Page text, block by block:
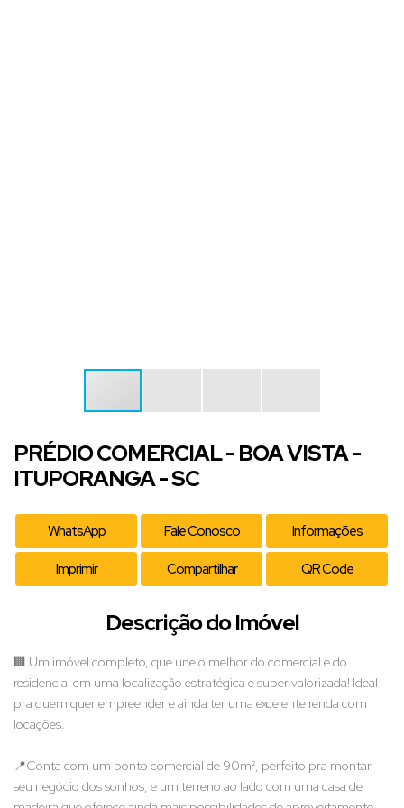
PRÉDIO COMERCIAL - BOA VISTA -
ITUPORANGA - SC
WhatsApp Fale Conosco Informações
Imprimir Compartilhar QR Code
Descrição do Imóvel
🏢 Um imóvel completo, que une o melhor do comercial e do
residencial em uma localização estratégica e super valorizada! Ideal
pra quem quer empreender e ainda ter uma excelente renda com
locações.
📍Conta com um ponto comercial de 90m², perfeito pra montar
seu negócio dos sonhos, e um terreno ao lado com uma casa de